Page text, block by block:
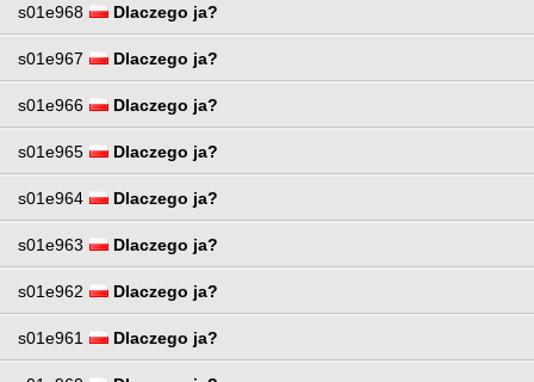
s01e968 Dlaczego ja?
s01e967 Dlaczego ja?
s01e966 Dlaczego ja?
s01e965 Dlaczego ja?
s01e964 Dlaczego ja?
s01e963 Dlaczego ja?
s01e962 Dlaczego ja?
s01e961 Dlaczego ja?